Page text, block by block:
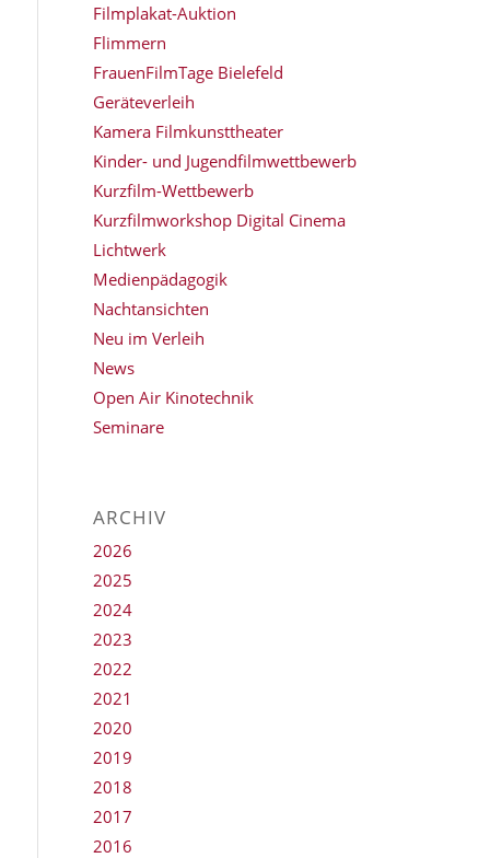
Filmplakat-Auktion
Flimmern
FrauenFilmTage Bielefeld
Geräteverleih
Kamera Filmkunsttheater
Kinder- und Jugendfilmwettbewerb
Kurzfilm-Wettbewerb
Kurzfilmworkshop Digital Cinema
Lichtwerk
Medienpädagogik
Nachtansichten
Neu im Verleih
News
Open Air Kinotechnik
Seminare
ARCHIV
2026
2025
2024
2023
2022
2021
2020
2019
2018
2017
2016